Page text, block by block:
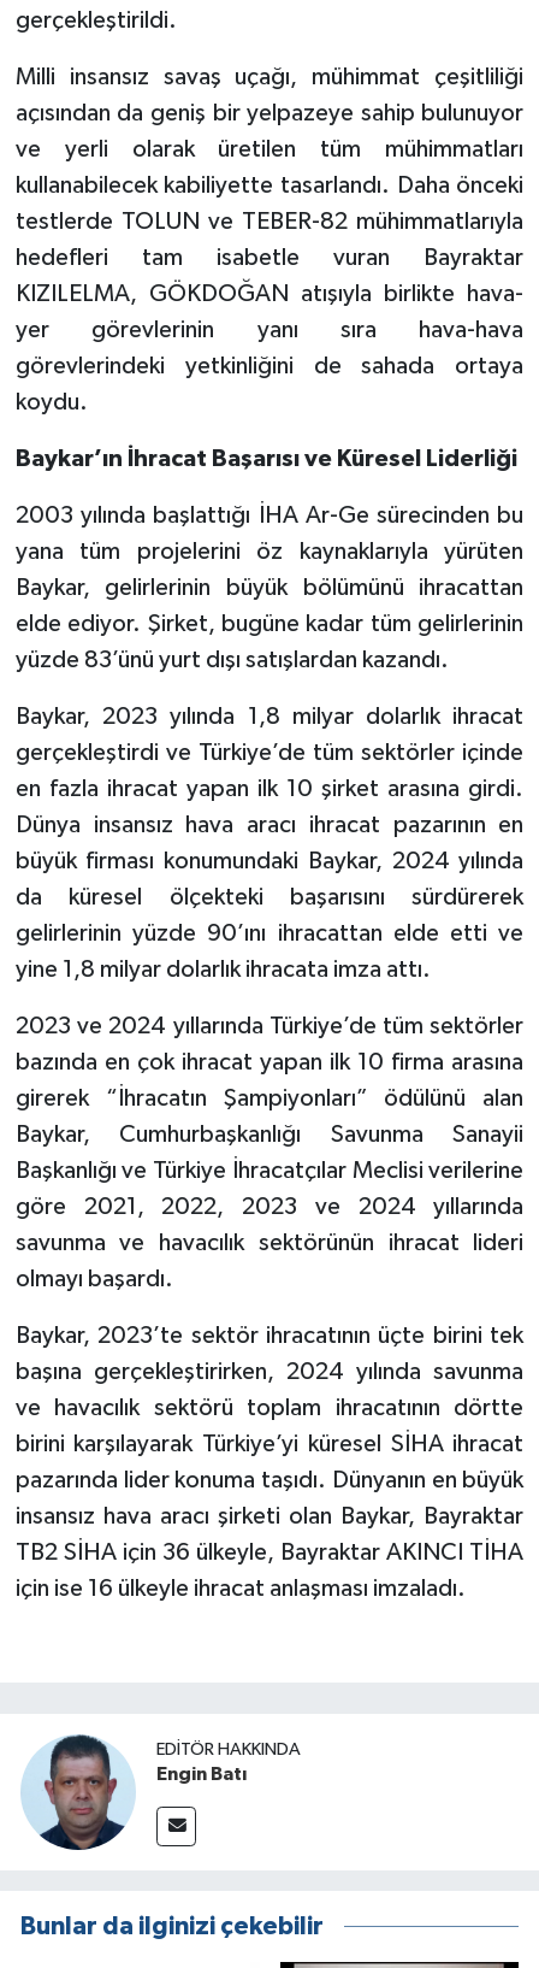
gerçekleştirildi.
Milli insansız savaş uçağı, mühimmat çeşitliliği
açısından da geniş bir yelpazeye sahip bulunuyor
ve yerli olarak üretilen tüm mühimmatları
kullanabilecek kabiliyette tasarlandı. Daha önceki
testlerde TOLUN ve TEBER-82 mühimmatlarıyla
hedefleri tam isabetle vuran Bayraktar
KIZILELMA, GÖKDOĞAN atışıyla birlikte hava-
yer görevlerinin yanı sıra hava-hava
görevlerindeki yetkinliğini de sahada ortaya
koydu.
Baykar’ın İhracat Başarısı ve Küresel Liderliği
2003 yılında başlattığı İHA Ar-Ge sürecinden bu
yana tüm projelerini öz kaynaklarıyla yürüten
Baykar, gelirlerinin büyük bölümünü ihracattan
elde ediyor. Şirket, bugüne kadar tüm gelirlerinin
yüzde 83’ünü yurt dışı satışlardan kazandı.
Baykar, 2023 yılında 1,8 milyar dolarlık ihracat
gerçekleştirdi ve Türkiye’de tüm sektörler içinde
en fazla ihracat yapan ilk 10 şirket arasına girdi.
Dünya insansız hava aracı ihracat pazarının en
büyük firması konumundaki Baykar, 2024 yılında
da küresel ölçekteki başarısını sürdürerek
gelirlerinin yüzde 90’ını ihracattan elde etti ve
yine 1,8 milyar dolarlık ihracata imza attı.
2023 ve 2024 yıllarında Türkiye’de tüm sektörler
bazında en çok ihracat yapan ilk 10 firma arasına
girerek “İhracatın Şampiyonları” ödülünü alan
Baykar, Cumhurbaşkanlığı Savunma Sanayii
Başkanlığı ve Türkiye İhracatçılar Meclisi verilerine
göre 2021, 2022, 2023 ve 2024 yıllarında
savunma ve havacılık sektörünün ihracat lideri
olmayı başardı.
Baykar, 2023’te sektör ihracatının üçte birini tek
başına gerçekleştirirken, 2024 yılında savunma
ve havacılık sektörü toplam ihracatının dörtte
birini karşılayarak Türkiye’yi küresel SİHA ihracat
pazarında lider konuma taşıdı. Dünyanın en büyük
insansız hava aracı şirketi olan Baykar, Bayraktar
TB2 SİHA için 36 ülkeyle, Bayraktar AKINCI TİHA
için ise 16 ülkeyle ihracat anlaşması imzaladı.
EDITÖR HAKKINDA
Engin Batı
Bunlar da ilginizi çekebilir